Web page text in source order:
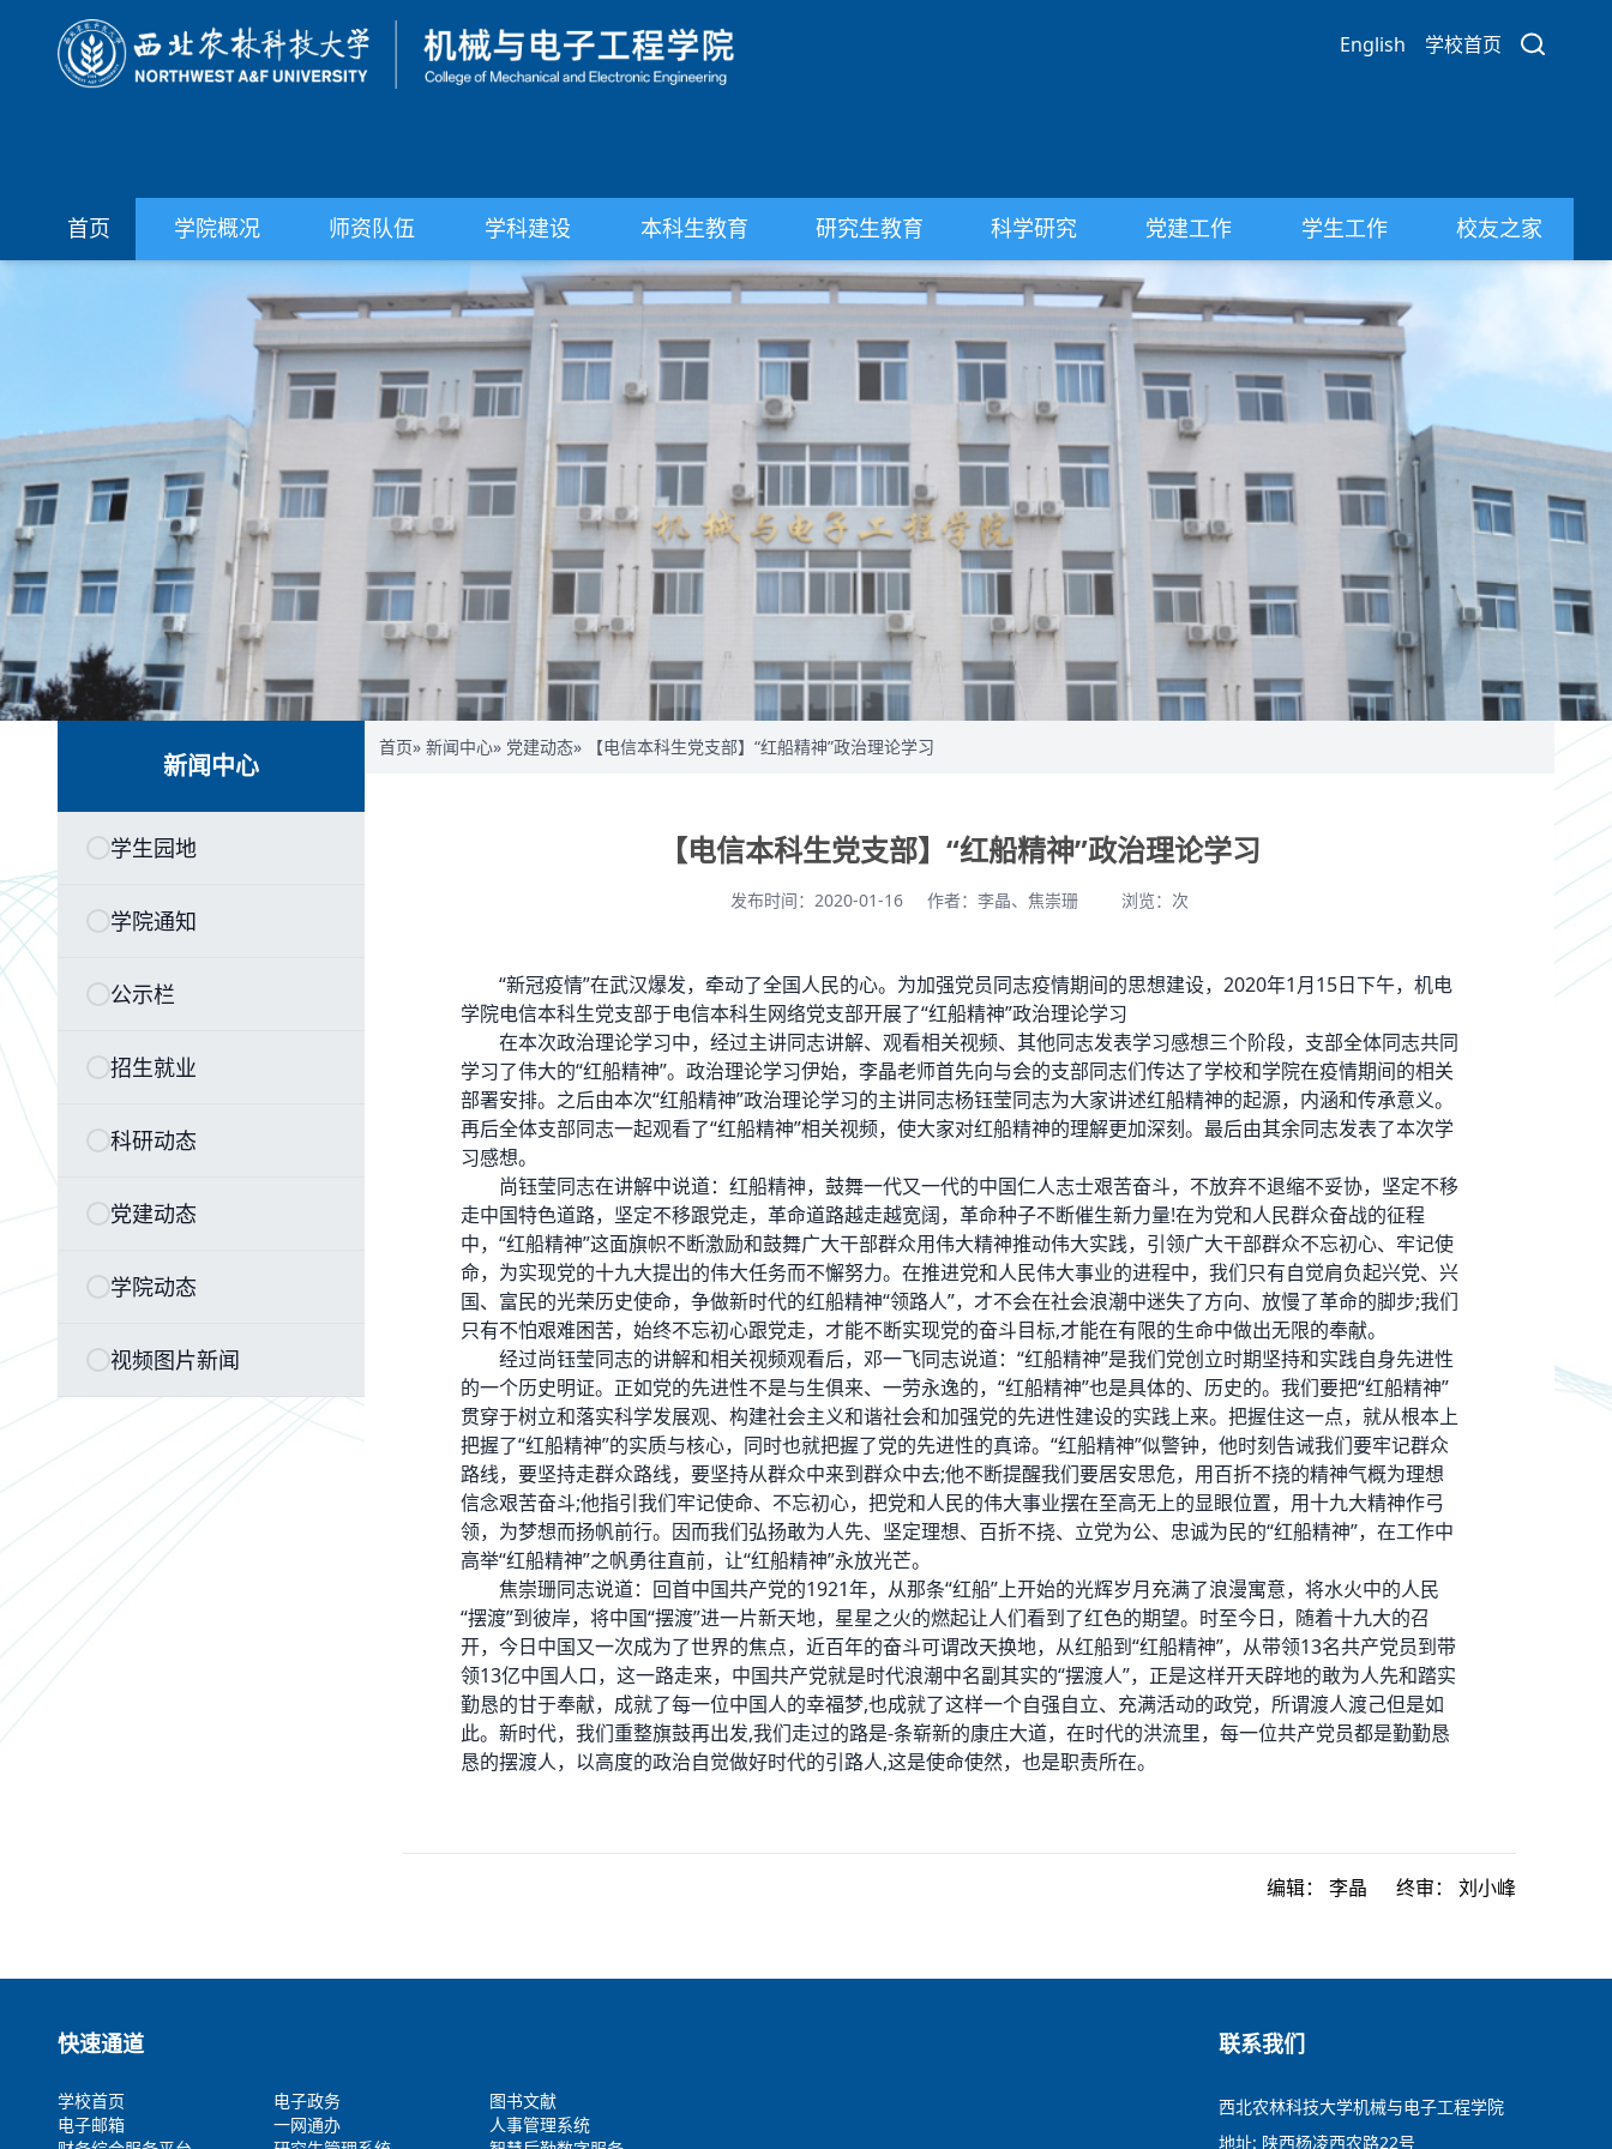
English 学校首页
首页 学院概况 师资队伍 学科建设 本科生教育 研究生教育 科学研究 党建工作 学生工作 校友之家
新闻中心
学生园地
学院通知
公示栏
招生就业
科研动态
党建动态
学院动态
视频图片新闻
首页» 新闻中心» 党建动态» 【电信本科生党支部】“红船精神”政治理论学习
【电信本科生党支部】“红船精神”政治理论学习
发布时间：2020-01-16 作者：李晶、焦崇珊 浏览： 次
“新冠疫情”在武汉爆发，牵动了全国人民的心。为加强党员同志疫情期间的思想建设，2020年1月15日下午，机电
学院电信本科生党支部于电信本科生网络党支部开展了“红船精神”政治理论学习
在本次政治理论学习中，经过主讲同志讲解、观看相关视频、其他同志发表学习感想三个阶段，支部全体同志共同
学习了伟大的“红船精神”。政治理论学习伊始，李晶老师首先向与会的支部同志们传达了学校和学院在疫情期间的相关
部署安排。之后由本次“红船精神”政治理论学习的主讲同志杨钰莹同志为大家讲述红船精神的起源，内涵和传承意义。
再后全体支部同志一起观看了“红船精神”相关视频，使大家对红船精神的理解更加深刻。最后由其余同志发表了本次学
习感想。
尚钰莹同志在讲解中说道：红船精神，鼓舞一代又一代的中国仁人志士艰苦奋斗，不放弃不退缩不妥协，坚定不移
走中国特色道路，坚定不移跟党走，革命道路越走越宽阔，革命种子不断催生新力量!在为党和人民群众奋战的征程
中，“红船精神”这面旗帜不断激励和鼓舞广大干部群众用伟大精神推动伟大实践，引领广大干部群众不忘初心、牢记使
命，为实现党的十九大提出的伟大任务而不懈努力。在推进党和人民伟大事业的进程中，我们只有自觉肩负起兴党、兴
国、富民的光荣历史使命，争做新时代的红船精神“领路人”，才不会在社会浪潮中迷失了方向、放慢了革命的脚步;我们
只有不怕艰难困苦，始终不忘初心跟党走，才能不断实现党的奋斗目标,才能在有限的生命中做出无限的奉献。
经过尚钰莹同志的讲解和相关视频观看后，邓一飞同志说道：“红船精神”是我们党创立时期坚持和实践自身先进性
的一个历史明证。正如党的先进性不是与生俱来、一劳永逸的，“红船精神”也是具体的、历史的。我们要把“红船精神”
贯穿于树立和落实科学发展观、构建社会主义和谐社会和加强党的先进性建设的实践上来。把握住这一点，就从根本上
把握了“红船精神”的实质与核心，同时也就把握了党的先进性的真谛。“红船精神”似警钟，他时刻告诫我们要牢记群众
路线，要坚持走群众路线，要坚持从群众中来到群众中去;他不断提醒我们要居安思危，用百折不挠的精神气概为理想
信念艰苦奋斗;他指引我们牢记使命、不忘初心，把党和人民的伟大事业摆在至高无上的显眼位置，用十九大精神作弓
领，为梦想而扬帆前行。因而我们弘扬敢为人先、坚定理想、百折不挠、立党为公、忠诚为民的“红船精神”，在工作中
高举“红船精神”之帆勇往直前，让“红船精神”永放光芒。
焦崇珊同志说道：回首中国共产党的1921年，从那条“红船”上开始的光辉岁月充满了浪漫寓意，将水火中的人民
“摆渡”到彼岸，将中国“摆渡”进一片新天地，星星之火的燃起让人们看到了红色的期望。时至今日，随着十九大的召
开，今日中国又一次成为了世界的焦点，近百年的奋斗可谓改天换地，从红船到“红船精神”，从带领13名共产党员到带
领13亿中国人口，这一路走来，中国共产党就是时代浪潮中名副其实的“摆渡人”，正是这样开天辟地的敢为人先和踏实
勤恳的甘于奉献，成就了每一位中国人的幸福梦,也成就了这样一个自强自立、充满活动的政党，所谓渡人渡己但是如
此。新时代，我们重整旗鼓再出发,我们走过的路是-条崭新的康庄大道，在时代的洪流里，每一位共产党员都是勤勤恳
恳的摆渡人，以高度的政治自觉做好时代的引路人,这是使命使然，也是职责所在。
编辑： 李晶 终审： 刘小峰
快速通道
学校首页 电子政务
图书文献
电子邮箱
一网通办
人事管理系统
联系我们
西北农林科技大学机械与电子工程学院
地址: 陕西杨凌西农路22号